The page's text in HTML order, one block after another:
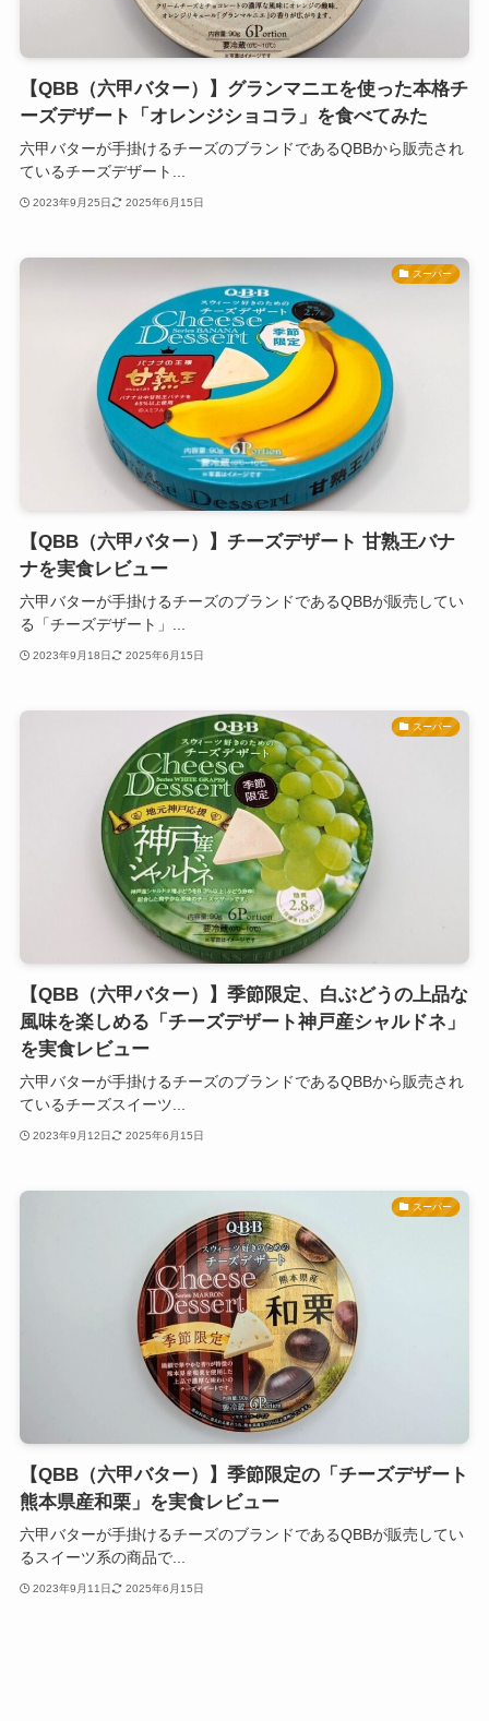
【QBB（六甲バター）】グランマニエを使った本格チ
ーズデザート「オレンジショコラ」を食べてみた
六甲バターが手掛けるチーズのブランドであるQBBから販売され
ているチーズデザート...
2023年9月25日 2025年6月15日
スーパー
【QBB（六甲バター）】チーズデザート 甘熟王バナ
ナを実食レビュー
六甲バターが手掛けるチーズのブランドであるQBBが販売してい
る「チーズデザート」...
2023年9月18日 2025年6月15日
スーパー
【QBB（六甲バター）】季節限定、白ぶどうの上品な
風味を楽しめる「チーズデザート神戸産シャルドネ」
を実食レビュー
六甲バターが手掛けるチーズのブランドであるQBBから販売され
ているチーズスイーツ...
2023年9月12日 2025年6月15日
スーパー
【QBB（六甲バター）】季節限定の「チーズデザート
熊本県産和栗」を実食レビュー
六甲バターが手掛けるチーズのブランドであるQBBが販売してい
るスイーツ系の商品で...
2023年9月11日 2025年6月15日